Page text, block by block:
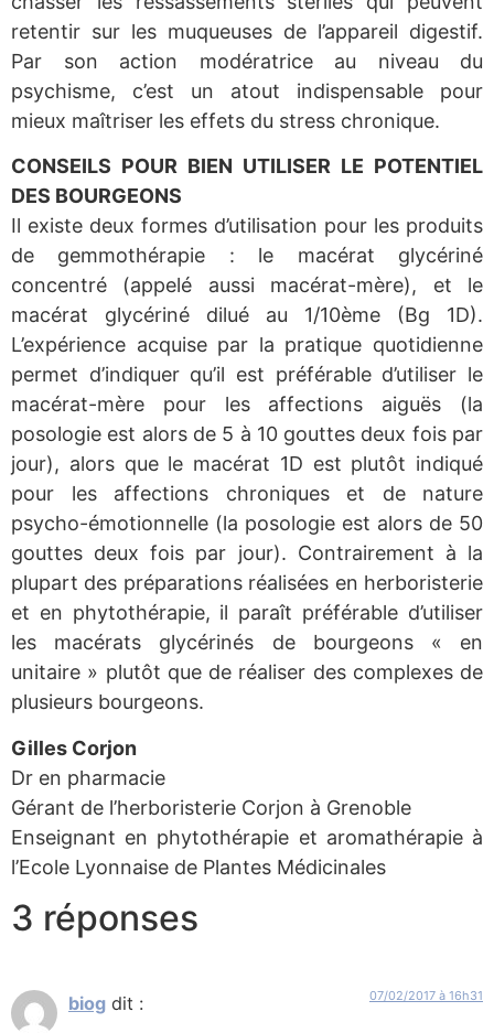
retentir sur les muqueuses de l’appareil digestif.
Par son action modératrice au niveau du
psychisme, c’est un atout indispensable pour
mieux maîtriser les effets du stress chronique.
CONSEILS POUR BIEN UTILISER LE POTENTIEL
DES BOURGEONS
Il existe deux formes d’utilisation pour les produits
de gemmothérapie : le macérat glycériné
concentré (appelé aussi macérat-mère), et le
macérat glycériné dilué au 1/10ème (Bg 1D).
L’expérience acquise par la pratique quotidienne
permet d’indiquer qu’il est préférable d’utiliser le
macérat-mère pour les affections aiguës (la
posologie est alors de 5 à 10 gouttes deux fois par
jour), alors que le macérat 1D est plutôt indiqué
pour les affections chroniques et de nature
psycho-émotionnelle (la posologie est alors de 50
gouttes deux fois par jour). Contrairement à la
plupart des préparations réalisées en herboristerie
et en phytothérapie, il paraît préférable d’utiliser
les macérats glycérinés de bourgeons « en
unitaire » plutôt que de réaliser des complexes de
plusieurs bourgeons.
Gilles Corjon
Dr en pharmacie
Gérant de l’herboristerie Corjon à Grenoble
Enseignant en phytothérapie et aromathérapie à
l’Ecole Lyonnaise de Plantes Médicinales
3 réponses
biog dit : 07/02/2017 à 16h31